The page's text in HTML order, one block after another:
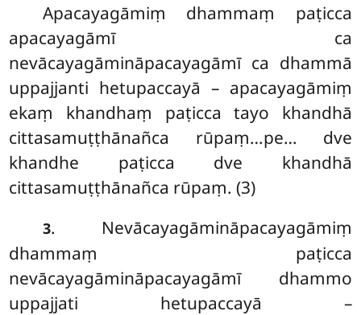
Apacayagāmiṃ dhammaṃ paṭicca
apacayagāmī ca
nevācayagāmināpacayagāmī ca dhammā
uppajjanti hetupaccayā – apacayagāmiṃ
ekaṃ khandhaṃ paṭicca tayo khandhā
cittasamuṭṭhānañca rūpaṃ…pe… dve
khandhe paṭicca dve khandhā
cittasamuṭṭhānañca rūpaṃ. (3)
3. Nevācayagāmināpacayagāmiṃ
dhammaṃ paṭicca
nevācayagāmināpacayagāmī dhammo
uppajjati hetupaccayā –